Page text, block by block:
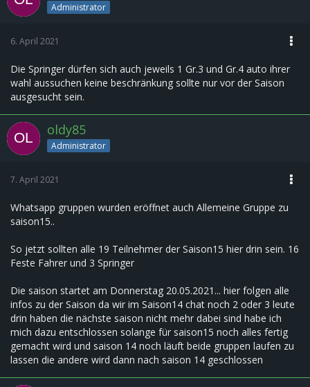
Administrator
6. April 2021
Die Springer dürfen sich auch jeweils 1 Gr.3 und Gr.4 auto ihrer
wahl aussuchen keine beschränkung sollte nur vor der Saison
ausgesucht sein.
oldy85
Administrator
7. April 2021
Whatsapp gruppen wurden eröffnet auch Allemeine Gruppe zu
saison15..
So jetzt sollten alle 19 Teilnehmer der Saison15 hier drin sein. 16
Feste Fahrer und 3 Springer
Die saison startet am Donnerstag 20.05.2021... hier folgen alle
infos zu der Saison da wir im Saison14 chat noch 2 oder 3 leute
drin haben die nächste saison nicht mehr dabei sind habe ich
mich dazu entschlossen solange für saison15 noch alles fertig
gemacht wird und saison 14 noch läuft beide gruppen laufen zu
lassen die andere wird dann nach saison 14 geschlossen